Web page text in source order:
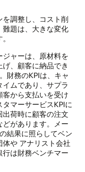
を調整し、コスト削
題は、大きな変化
ャーは、原材料を
、顧客に納品でき
財務のKPIは、キャ
ムであり、サプラ
から支払いを受け
マーサービスKPIに
荷時に顧客の注文
があります。メー
結果に照らしてベン
や アナリスト会社
は財務ベンチマー